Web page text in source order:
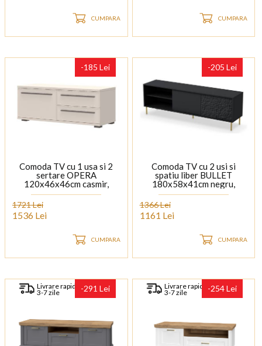
CUMPARA CUMPARA
-185 Lei
Comoda TV cu 1 usa si 2
sertare OPERA
120x46x46cm casmir,
manere si picioare Cortado
1721 Lei
1536 Lei
CUMPARA
-205 Lei
Comoda TV cu 2 usi si
spatiu liber BULLET
180x58x41cm negru,
picioare aurii
1366 Lei
1161 Lei
CUMPARA
Livrare rapida
3-7 zile -291 Lei Livrare rapida
3-7 zile -254 Lei